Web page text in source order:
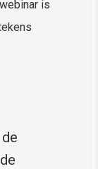
is